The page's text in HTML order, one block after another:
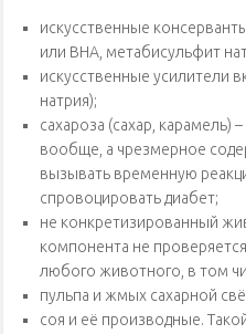
искусственные
или ВНА, метабисульфит
искусственные усилители
натрия);
сахароза (сахар, карамель)
вообще, а чрезмерное
вызывать временную
спровоцировать диабет;
не конкретизированный
компонента не
любого животного, в том
пульпа и жмых сахарной
соя и её производные.